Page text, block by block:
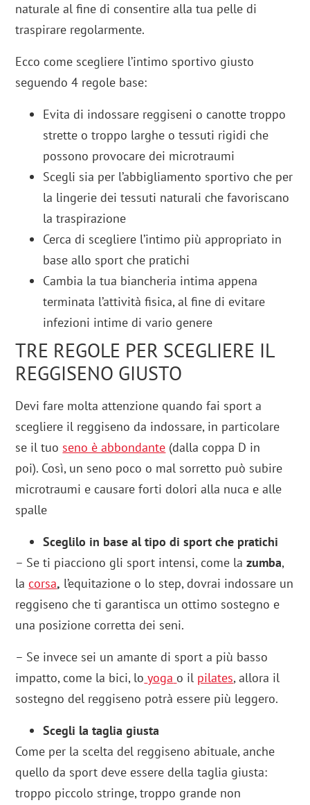
naturale al fine di consentire alla tua pelle di
traspirare regolarmente.
Ecco come scegliere l’intimo sportivo giusto
seguendo 4 regole base:
Evita di indossare reggiseni o canotte troppo
strette o troppo larghe o tessuti rigidi che
possono provocare dei microtraumi
Scegli sia per l’abbigliamento sportivo che per
la lingerie dei tessuti naturali che favoriscano
la traspirazione
Cerca di scegliere l’intimo più appropriato in
base allo sport che pratichi
Cambia la tua biancheria intima appena
terminata l’attività fisica, al fine di evitare
infezioni intime di vario genere
TRE REGOLE PER SCEGLIERE IL
REGGISENO GIUSTO
Devi fare molta attenzione quando fai sport a
scegliere il reggiseno da indossare, in particolare
se il tuo seno è abbondante (dalla coppa D in
poi). Così, un seno poco o mal sorretto può subire
microtraumi e causare forti dolori alla nuca e alle
spalle
Sceglilo in base al tipo di sport che pratichi
– Se ti piacciono gli sport intensi, come la zumba,
lacorsa, l’equitazione o lo step, dovrai indossare un
reggiseno che ti garantisca un ottimo sostegno e
una posizione corretta dei seni.
– Se invece sei un amante di sport a più basso
impatto, come la bici, lo yoga o il pilates, allora il
sostegno del reggiseno potrà essere più leggero.
Scegli la taglia giusta
Come per la scelta del reggiseno abituale, anche
quello da sport deve essere della taglia giusta:
troppo piccolo stringe, troppo grande non